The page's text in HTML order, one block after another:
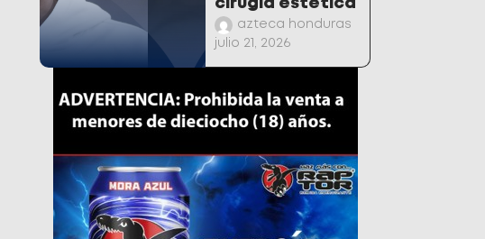
cirugía estética
azteca honduras
julio 21, 2026